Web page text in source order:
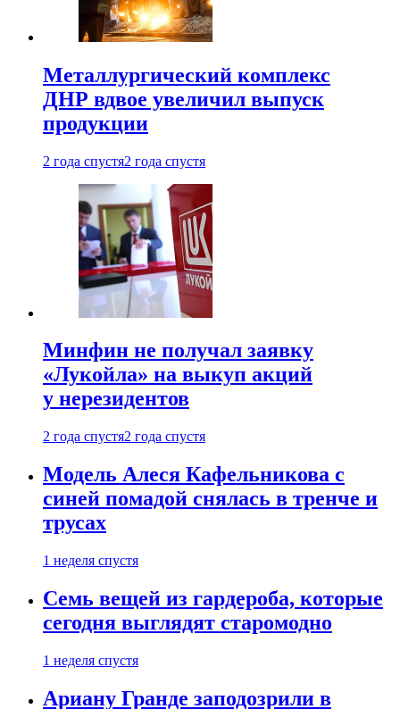
Металлургический комплекс
ДНР вдвое увеличил выпуск
продукции
2 года спустя2 года спустя
Минфин не получал заявку
«Лукойла» на выкуп акций
у нерезидентов
2 года спустя2 года спустя
Модель Алеся Кафельникова с
синей помадой снялась в тренче и
трусах
1 неделя спустя
Семь вещей из гардероба, которые
сегодня выглядят старомодно
1 неделя спустя
Ариану Гранде заподозрили в